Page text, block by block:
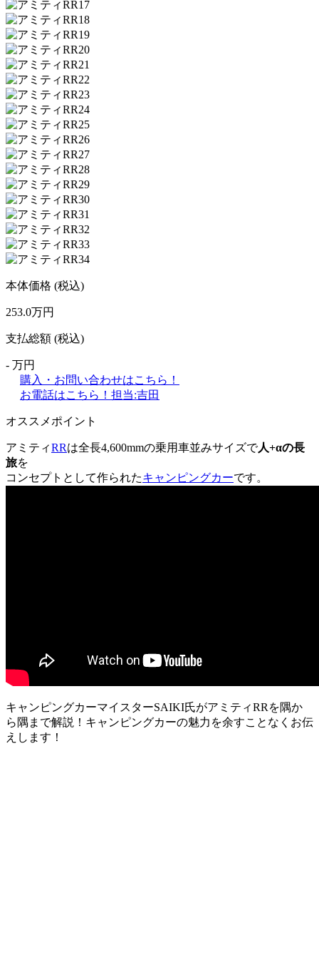
本体価格 (税込)
253.0万円
支払総額 (税込)
- 万円
購入・お問い合わせはこちら！
お電話はこちら！ 担当:吉田
オススメポイント
アミティRRは全長4,600mmの乗用車並みサイズで人+αの長
旅を
コンセプトとして作られたキャンピングカーです。
キャンピングカーマイスターSAIKI氏がアミティRRを隅か
ら隅まで解説！キャンピングカーの魅力を余すことなくお伝
えします！